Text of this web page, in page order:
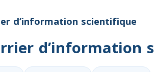
d’information scientifique
d’information